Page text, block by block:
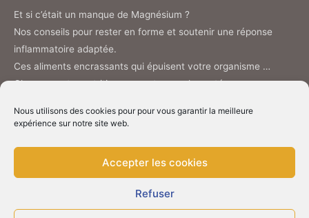
Nous utilisons des cookies pour pour vous garantir la meilleure
expérience sur notre site web.
Accepter les cookies
Refuser
Et si c’était un manque de Magnésium ?
Nos conseils pour rester en forme et soutenir une réponse
inflammatoire adaptée.
Ces aliments encrassants qui épuisent votre organisme …
Changez votre nutrition pour retrouver la santé.
Copyright © 2026Esthenergie - Naturopathe